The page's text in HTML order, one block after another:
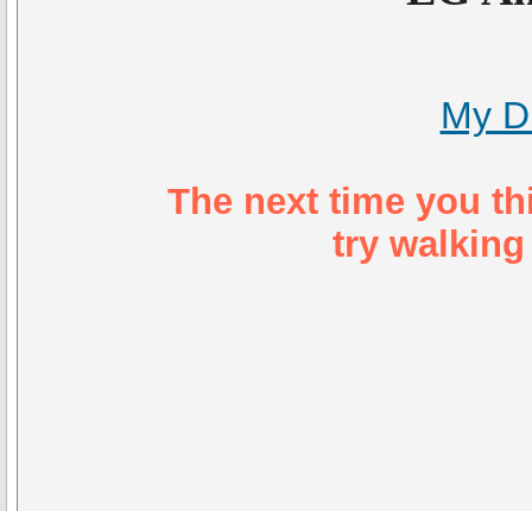
My
The next time you
try